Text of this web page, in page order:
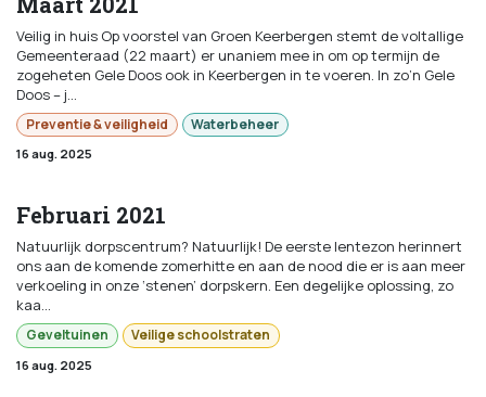
Veilig in huis Op voorstel van Groen Keerbergen stemt de voltallige
Gemeenteraad (22 maart) er unaniem mee in om op termijn de
zogeheten Gele Doos ook in Keerbergen in te voeren. In zo’n Gele
Doos – j...
Preventie & veiligheid Waterbeheer
16 aug. 2025
Februari 2021
Natuurlijk dorpscentrum? Natuurlijk! De eerste lentezon herinnert
ons aan de komende zomerhitte en aan de nood die er is aan meer
verkoeling in onze ‘stenen’ dorpskern. Een degelijke oplossing, zo
kaa...
Geveltuinen Veilige schoolstraten
16 aug. 2025